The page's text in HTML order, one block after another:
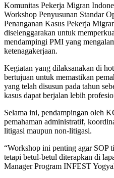
Komunitas Pekerja Migran
Workshop Penyusunan Standar
Penanganan Kasus Pekerja
diselenggarakan untuk
mendampingi PMI yang
ketenagakerjaan.
Kegiatan yang dilaksanakan di
bertujuan untuk memastikan
yang telah disusun pada tahun
kasus dapat berjalan lebih
Selama ini, pendampingan oleh
pemahaman administratif,
litigasi maupun non-litigasi.
“Workshop ini penting agar SOP
tetapi betul-betul diterapkan di
Manager Program INFEST